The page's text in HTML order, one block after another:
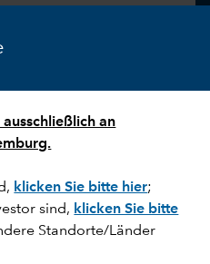
ausschließlich an
klicken Sie bitte hier;
sind, klicken Sie bitte
Standorte/Länder